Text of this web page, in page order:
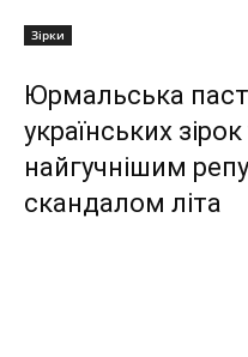
Зірки
Юрмальська
українських
найгучнішим
скандалом літа